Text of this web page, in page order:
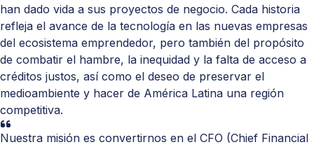
han dado vida a sus proyectos de negocio. Cada historia
refleja el avance de la tecnología en las nuevas empresas
del ecosistema emprendedor, pero también del propósito
de combatir el hambre, la inequidad y la falta de acceso a
créditos justos, así como el deseo de preservar el
medioambiente y hacer de América Latina una región
competitiva.
Nuestra misión es convertirnos en el CFO (Chief Financial